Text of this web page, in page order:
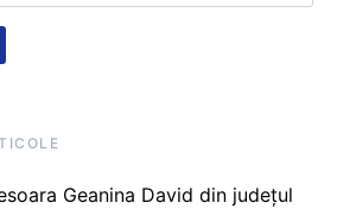
Geanina David din județul